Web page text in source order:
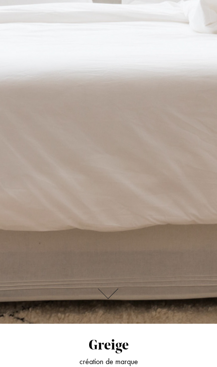
Greige
création de marque